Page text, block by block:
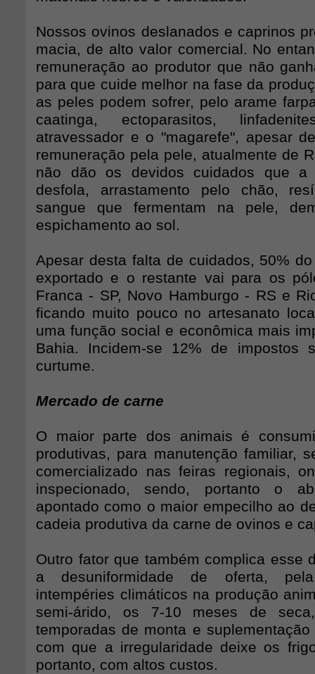
Nossos ovinos deslanados e caprinos
macia, de alto valor comercial. No
remuneração ao produtor que não
para que cuide melhor na fase da
as peles podem sofrer, pelo arame
caatinga, ectoparasitos,
atravessador e o "magarefe", apesar
remuneração pela pele, atualmente de
não dão os devidos cuidados que a
desfola, arrastamento pelo chão,
sangue que fermentam na pele,
espichamento ao sol.
Apesar desta falta de cuidados, 50%
exportado e o restante vai para os
Franca - SP, Novo Hamburgo - RS e
ficando muito pouco no artesanato
uma função social e econômica mais
Bahia. Incidem-se 12% de impostos
curtume.
Mercado de carne
O maior parte dos animais é
produtivas, para manutenção familiar,
comercializado nas feiras regionais,
inspecionado, sendo, portanto o
apontado como o maior empecilho ao
cadeia produtiva da carne de ovinos e
Outro fator que também complica esse
a desuniformidade de oferta,
intempéries climáticos na produção
semi-árido, os 7-10 meses de
temporadas de monta e
com que a irregularidade deixe os
portanto, com altos custos.